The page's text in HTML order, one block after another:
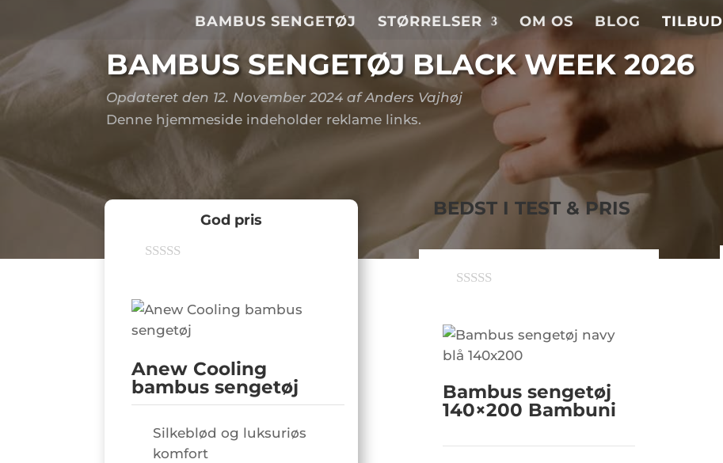
BAMBUS SENGETØJ STØRRELSER OM OS BLOG TILBUD
BAMBUS SENGETØJ BLACK WEEK 2026
Opdateret den 12. November 2024 af Anders Vajhøj
Denne hjemmeside indeholder reklame links.
God pris
Anew Cooling
bambus sengetøj
Silkeblød og luksuriøs
komfort
BEDST I TEST & PRIS
Bambus sengetøj
140×200 Bambuni